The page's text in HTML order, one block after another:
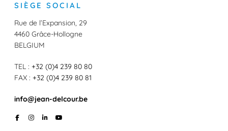
SIÈGE SOCIAL
Rue de l’Expansion, 29
4460 Grâce-Hollogne
BELGIUM
TEL : +32 (0)4 239 80 80
FAX : +32 (0)4 239 80 81
info@jean-delcour.be
F
a
I
L
Y